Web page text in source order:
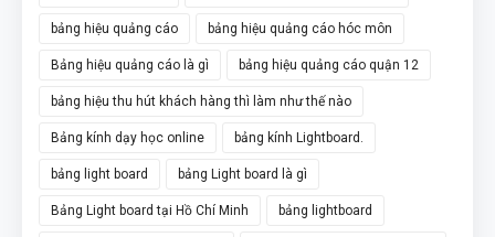
bảng hiệu quảng cáo bảng hiệu quảng cáo hóc môn
Bảng hiệu quảng cáo là gì bảng hiệu quảng cáo quận 12
bảng hiệu thu hút khách hàng thì làm như thế nào
Bảng kính dạy học online bảng kính Lightboard.
bảng light board bảng Light board là gì
Bảng Light board tại Hồ Chí Minh bảng lightboard